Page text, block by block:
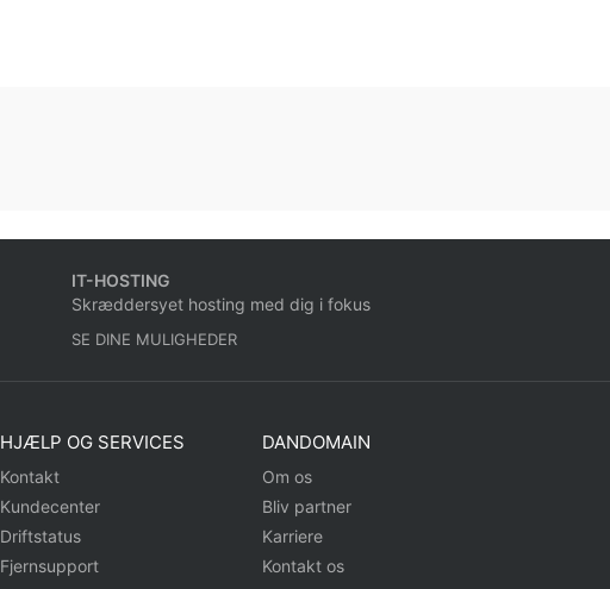
IT-HOSTING
Skræddersyet hosting med dig i fokus
SE DINE MULIGHEDER
HJÆLP OG SERVICES
Kontakt
Kundecenter
Driftstatus
Fjernsupport
DANDOMAIN
Om os
Bliv partner
Karriere
Kontakt os